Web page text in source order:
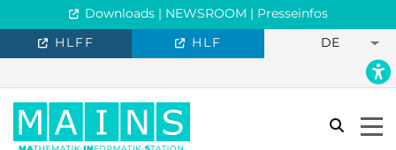
Downloads | NEWSROOM | Presseinfos
DE
HLFF HLF
search